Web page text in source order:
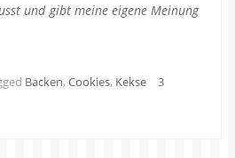
und gibt meine eigene Meinung
Backen, Cookies, Kekse
3